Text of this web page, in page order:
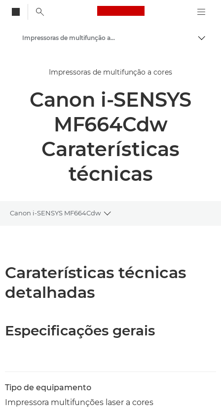
Canon Logo, back
Soluções e serviços
Produtos empresariais
Impressoras de multifunção a cores
Impressoras de multifunção a cores
Canon i-SENSYS
MF664Cdw
Caraterísticas
técnicas
Canon i-SENSYS MF664Cdw
Toggle breadcrumbs
Suporte
Caraterísticas técnicas
detalhadas
Especificações gerais
Tipo de equipamento
Impressora multifunções laser a cores